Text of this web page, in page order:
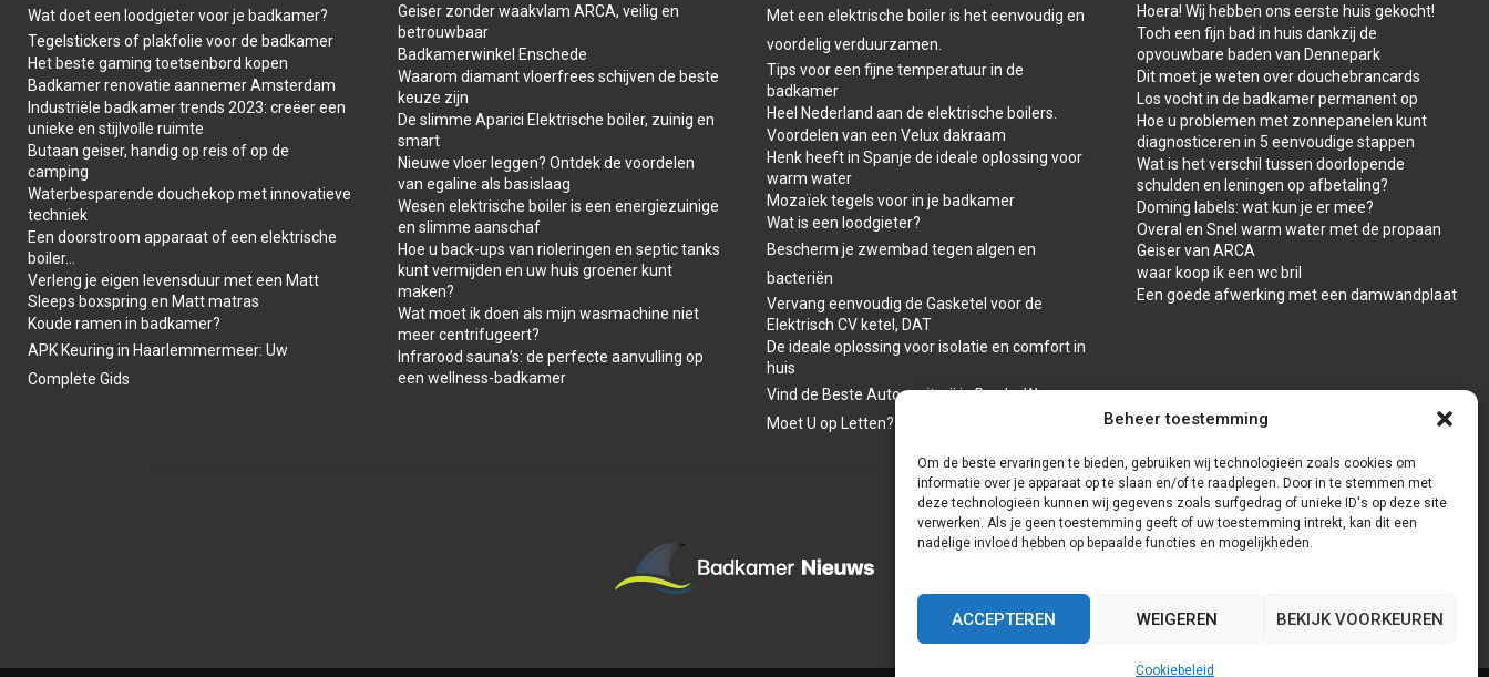
Beheer toestemming
Om de beste ervaringen te bieden, gebruiken wij technologieën zoals cookies om
informatie over je apparaat op te slaan en/of te raadplegen. Door in te stemmen met
deze technologieën kunnen wij gegevens zoals surfgedrag of unieke ID's op deze site
verwerken. Als je geen toestemming geeft of uw toestemming intrekt, kan dit een
nadelige invloed hebben op bepaalde functies en mogelijkheden.
ACCEPTEREN WEIGEREN BEKIJK VOORKEUREN
Cookiebeleid
Wat doet een loodgieter voor je badkamer?
Tegelstickers of plakfolie voor de badkamer
Het beste gaming toetsenbord kopen
Badkamer renovatie aannemer Amsterdam
Industriële badkamer trends 2023: creëer een
unieke en stijlvolle ruimte
Butaan geiser, handig op reis of op de
camping
Waterbesparende douchekop met innovatieve
techniek
Een doorstroom apparaat of een elektrische
boiler…
Verleng je eigen levensduur met een Matt
Sleeps boxspring en Matt matras
Koude ramen in badkamer?
APK Keuring in Haarlemmermeer: Uw
Complete Gids
Geiser zonder waakvlam ARCA, veilig en
betrouwbaar
Badkamerwinkel Enschede
Waarom diamant vloerfrees schijven de beste
keuze zijn
De slimme Aparici Elektrische boiler, zuinig en
smart
Nieuwe vloer leggen? Ontdek de voordelen
van egaline als basislaag
Wesen elektrische boiler is een energiezuinige
en slimme aanschaf
Hoe u back-ups van rioleringen en septic tanks
kunt vermijden en uw huis groener kunt
maken?
Wat moet ik doen als mijn wasmachine niet
meer centrifugeert?
Infrarood sauna’s: de perfecte aanvulling op
een wellness-badkamer
Met een elektrische boiler is het eenvoudig en
voordelig verduurzamen.
Tips voor een fijne temperatuur in de
badkamer
Heel Nederland aan de elektrische boilers.
Voordelen van een Velux dakraam
Henk heeft in Spanje de ideale oplossing voor
warm water
Mozaïek tegels voor in je badkamer
Wat is een loodgieter?
Bescherm je zwembad tegen algen en
bacteriën
Vervang eenvoudig de Gasketel voor de
Elektrisch CV ketel, DAT
De ideale oplossing voor isolatie en comfort in
huis
Vind de Beste Autospuiterij in Breda: Waar
Moet U op Letten?
Hoera! Wij hebben ons eerste huis gekocht!
Toch een fijn bad in huis dankzij de
opvouwbare baden van Dennepark
Dit moet je weten over douchebrancards
Los vocht in de badkamer permanent op
Hoe u problemen met zonnepanelen kunt
diagnosticeren in 5 eenvoudige stappen
Wat is het verschil tussen doorlopende
schulden en leningen op afbetaling?
Doming labels: wat kun je er mee?
Overal en Snel warm water met de propaan
Geiser van ARCA
waar koop ik een wc bril
Een goede afwerking met een damwandplaat